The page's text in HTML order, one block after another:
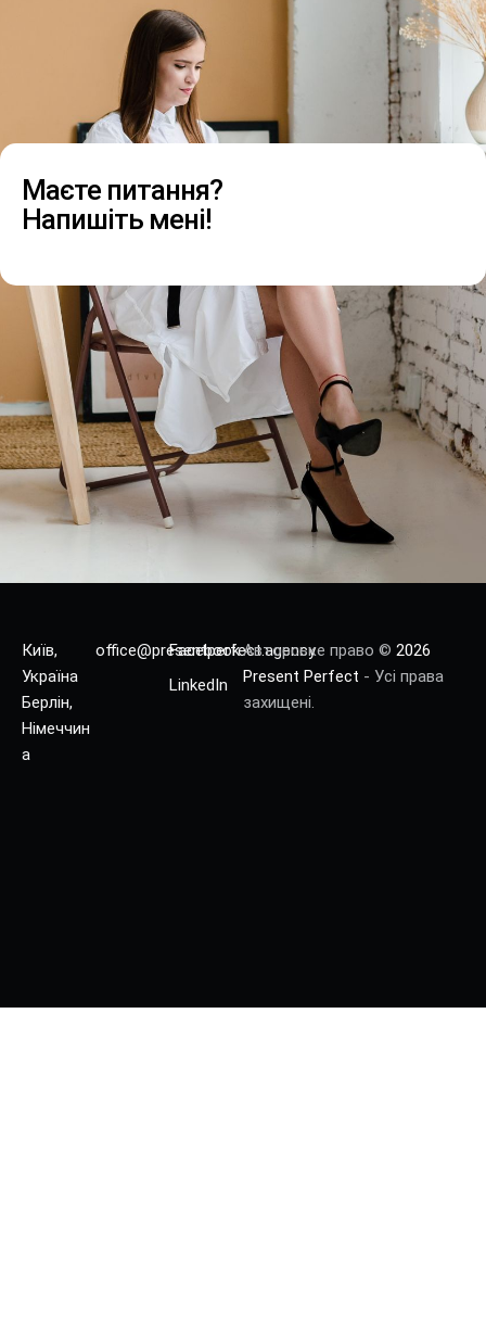
Маєте питання?
Напишіть мені!
Київ,
Україна
Берлін,
Німеччин
а
office@presentperfect.agency
Facebook
LinkedIn
Авторське право © 2026
Present Perfect - Усі права
захищені.